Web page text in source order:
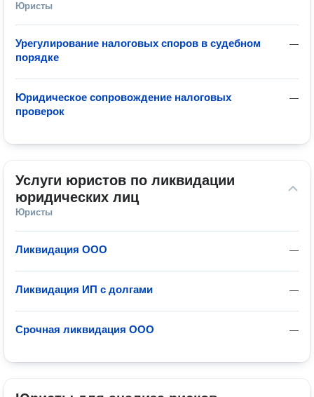
Юристы
—
Урегулирование налоговых споров в судебном
порядке
—
Юридическое сопровождение налоговых
проверок
Услуги юристов по ликвидации
юридических лиц
Юристы
—
Ликвидация ООО
—
Ликвидация ИП с долгами
—
Срочная ликвидация ООО